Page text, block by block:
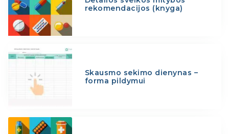
rekomendacijos (knyga)
Skausmo sekimo dienynas –
forma pildymui